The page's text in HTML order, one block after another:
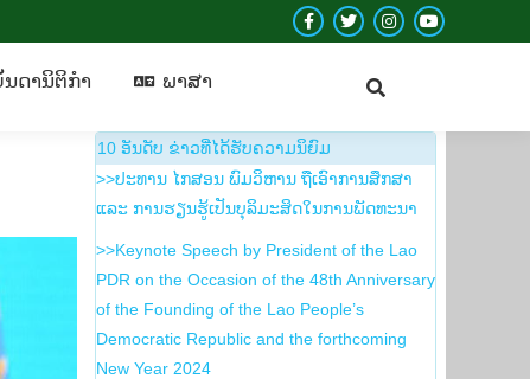
Facebook
in
new
window
Twitter
opens
in
window
Instagram
in
window
YouTube
in
ນ​ດາ​ນິ​ຕິ​ກຳ ​ພາ​ສາ
10 ອັນ​ດັບ ຂ່າວ​ທີ່​ໄດ້​ຮັບ​ຄວາມ​ນິ​ຍົມ
>>ປະທານ ໄກສອນ ພົມວິຫານ ຖືເອົາການສຶກສາ
ແລະ ການຮຽນຮູ້ເປັນບຸລິມະສິດໃນການພັດທະນາ
>>Keynote Speech by President of the Lao
PDR on the Occasion of the 48th Anniversary
of the Founding of the Lao People’s
Democratic Republic and the forthcoming
New Year 2024
ບັນ​ດາ​ນິ​ຕິ​ກຳ ​ພາ​ສາ